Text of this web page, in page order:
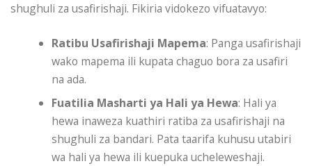
shughuli za usafirishaji. Fikiria vidokezo vifuatavyo:
Ratibu Usafirishaji Mapema: Panga usafirishaji
wako mapema ili kupata chaguo bora za usafiri
na ada.
Fuatilia Masharti ya Hali ya Hewa: Hali ya
hewa inaweza kuathiri ratiba za usafirishaji na
shughuli za bandari. Pata taarifa kuhusu utabiri
wa hali ya hewa ili kuepuka ucheleweshaji.